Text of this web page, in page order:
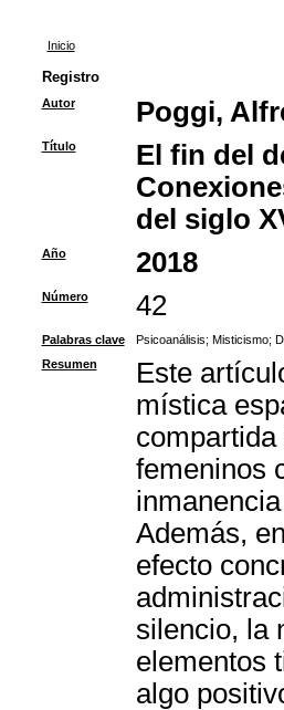
Inicio
Registro
Autor Poggi,
Título
El fin del
del siglo
Año 2018
Número 42
Palabras clave Psicoanálisis; Misticismo;
Resumen
Este
mística
femeninos
Además,
efecto
silencio, la
elementos
algo